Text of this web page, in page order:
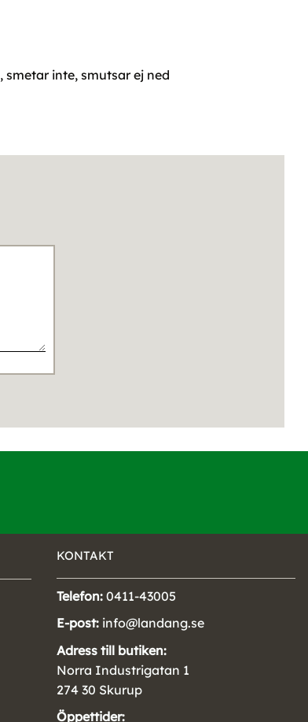
inte, smutsar ej ned
KONTAKT
Telefon: 0411-43005
E-post: info@landang.se
Adress till butiken:
Norra Industrigatan 1
274 30 Skurup
Öppettider: